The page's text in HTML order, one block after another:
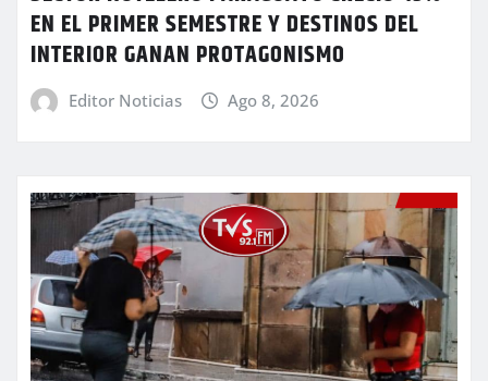
EN EL PRIMER SEMESTRE Y DESTINOS DEL
INTERIOR GANAN PROTAGONISMO
Editor Noticias Ago 8, 2026